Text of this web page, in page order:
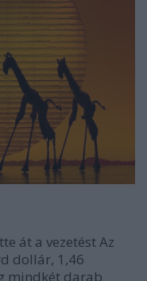
át a vezetést Az
dollár, 1,46
mindkét darab